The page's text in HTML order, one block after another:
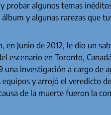
probar algunos temas
y algunas rarezas que
en Junio de 2012, le dio un
escenario en Toronto,
una investigación a cargo de
y arrojó el veredicto
de la muerte fueron la